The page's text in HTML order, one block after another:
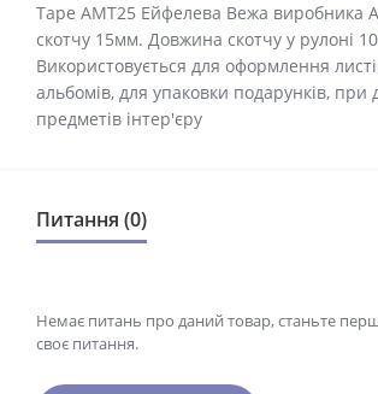
Tape AMT25 Ейфелева Вежа виробника
скотчу 15мм. Довжина скотчу у рулоні
Використовується для оформлення
альбомів, для упаковки подарунків, при
предметів інтер'єру
Питання (0)
Немає питань про даний товар, станьте
своє питання.